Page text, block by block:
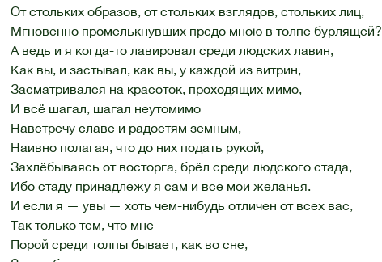
От стольких образов, от стольких взглядов, стольких лиц,
Мгновенно промелькнувших предо мною в толпе бурлящей?
А ведь и я когда-то лавировал среди людских лавин,
Как вы, и застывал, как вы, у каждой из витрин,
Засматривался на красоток, проходящих мимо,
И всё шагал, шагал неутомимо
Навстречу славе и радостям земным,
Наивно полагая, что до них подать рукой,
Захлёбываясь от восторга, брёл среди людского стада,
Ибо стаду принадлежу я сам и все мои желанья.
И если я — увы — хоть чем-нибудь отличен от всех вас,
Так только тем, что мне
Порой среди толпы бывает, как во сне,